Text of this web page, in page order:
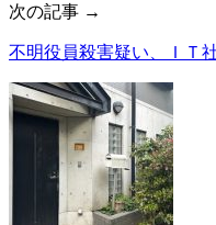
次の記事 →
不明役員殺害疑い、ＩＴ